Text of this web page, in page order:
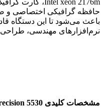
باعث می‌شود تا این دستگاه
نرم‌افزارهای مهندسی،
مشخصات کلیدی Dell Precision 5530